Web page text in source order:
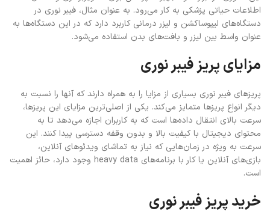
اطلاعات حیاتی پزشکی به کار می‌رود. به عنوان مثال، فیبر نوری در
دستگاه‌های لیپوساکشن و لیزر درمانی کاربرد دارد که در این دستگاه‌ها به
عنوان واسط بین لیزر و بافت‌های بدن استفاده می‌شود.
مزایای پریز فیبر نوری
پریزهای فیبر نوری بسیاری از مزایا را به همراه دارند که آنها را نسبت به
دیگر انواع پریزها متمایز می‌کند. یکی از اصلی‌ترین مزایای این پریزها،
سرعت بالای انتقال داده‌ها است که به کاربران اجازه می‌دهد تا به
محتوای دیجیتال با کیفیت بالا و بدون وقفه دسترسی پیدا کنند. این
سرعت به ویژه در زمان‌هایی که نیاز به تماشای ویدئوهای آنلاین،
بازی‌های آنلاین یا کار با برنامه‌های heavy data وجود دارد، حائز اهمیت
است.
خرید پریز فیبر نوری